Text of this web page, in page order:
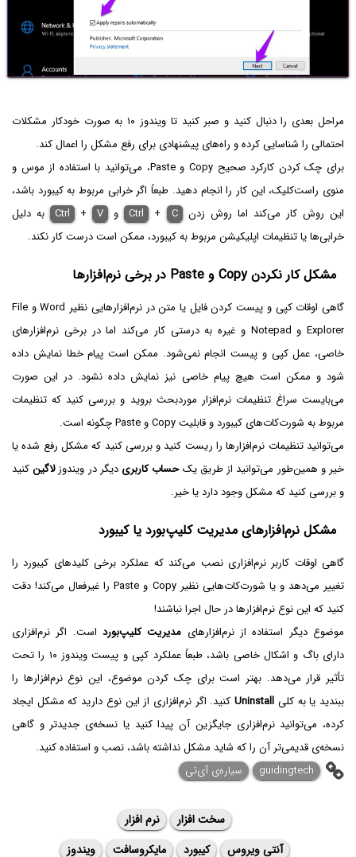
مراحل بعدی را دنبال کنید و صبر کنید تا ویندوز ۱۰ به صورت خودکار مشکلات
احتمالی را شناسایی کرده و راه‌های پیشنهادی برای رفع مشکل را اعمال کند.
برای چک کردن کارکرد صحیح Copy و Paste، می‌توانید با استفاده از موس و
منوی راست‌کلیک، این کار را انجام دهید. طبعاً اگر خرابی مربوط به کیبورد باشد،
این روش کار می‌کند اما روش زدن
Ctrl + C و Ctrl + V
به دلیل
خرابی‌ها یا تنظیمات اپلیکیشن مربوط به کیبورد، ممکن است درست کار نکند.
مشکل کار نکردن Copy و Paste در برخی نرم‌افزارها
گاهی اوقات کپی و پیست کردن فایل یا متن در نرم‌افزارهایی نظیر Word و File
Explorer و Notepad و غیره به درستی کار می‌کند اما در برخی نرم‌افزارهای
خاصی، عمل کپی و پیست انجام نمی‌شود. ممکن است پیام خطا نمایش داده
شود و ممکن است هیچ پیام خاصی نیز نمایش داده نشود. در این صورت
می‌بایست سراغ تنظیمات نرم‌افزار موردبحث بروید و بررسی کنید که تنظیمات
مربوط به شورت‌کات‌های کیبورد و قابلیت Copy و Paste چگونه است.
می‌توانید تنظیمات نرم‌افزارها را ریست کنید و بررسی کنید که مشکل رفع شده یا
خیر و همین‌طور می‌توانید از طریق یکحساب کاربری دیگر در ویندوزلاگینکنید
و بررسی کنید که مشکل وجود دارد یا خیر.
مشکل نرم‌افزارهای مدیریت کلیپ‌بورد یا کیبورد
گاهی اوقات کاربر نرم‌افزاری نصب می‌کند که عملکرد برخی کلیدهای کیبورد را
تغییر می‌دهد و یا شورت‌کات‌هایی نظیر Copy و Paste را غیرفعال می‌کند! دقت
کنید که این نوع نرم‌افزارها در حال اجرا نباشند!
موضوع دیگر استفاده از نرم‌افزارهای مدیریت کلیپ‌بورد است. اگر نرم‌افزاری
دارای باگ و اشکال خاصی باشد، طبعاً عملکرد کپی و پیست ویندوز ۱۰ را تحت
تأثیر قرار می‌دهد. بهتر است برای چک کردن موضوع، این نوع نرم‌افزارها را
ببندید یا به کلی Uninstallکنید. اگر نرم‌افزاری از این نوع دارید که مشکل ایجاد
کرده، می‌توانید نرم‌افزاری جایگزین آن پیدا کنید یا نسخه‌ی جدیدتر و گاهی
نسخه‌ی قدیمی‌تر آن را که شاید مشکل نداشته باشد، نصب و استفاده کنید.
guidingtech
سیاره‌ی آی‌تی
سخت افزار
نرم افزار
آنتی ویروس
کیبورد مایکروسافت ویندوز